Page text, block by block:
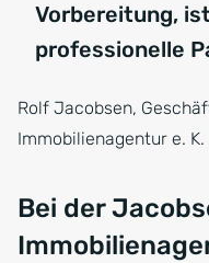
Vorbereitung,
professionelle
Rolf Jacobsen,
Immobilienagentur e. K.
Bei der